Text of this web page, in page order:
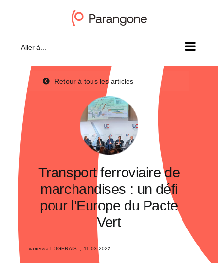
Aller à...
Retour à tous les articles
Transport ferroviaire de
marchandises : un défi
pour l’Europe du Pacte
Vert
vanessa LOGERAIS 11.03.2022